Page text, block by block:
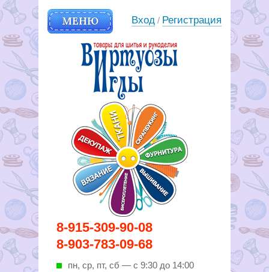
8-915-309-90-08
8-903-783-09-68
пн, ср, пт, cб — с 9:30 до 14:00
МЕНЮ
Вирутозы иглы. Товары для
шитья и рукоделья
Вход / Регистрация